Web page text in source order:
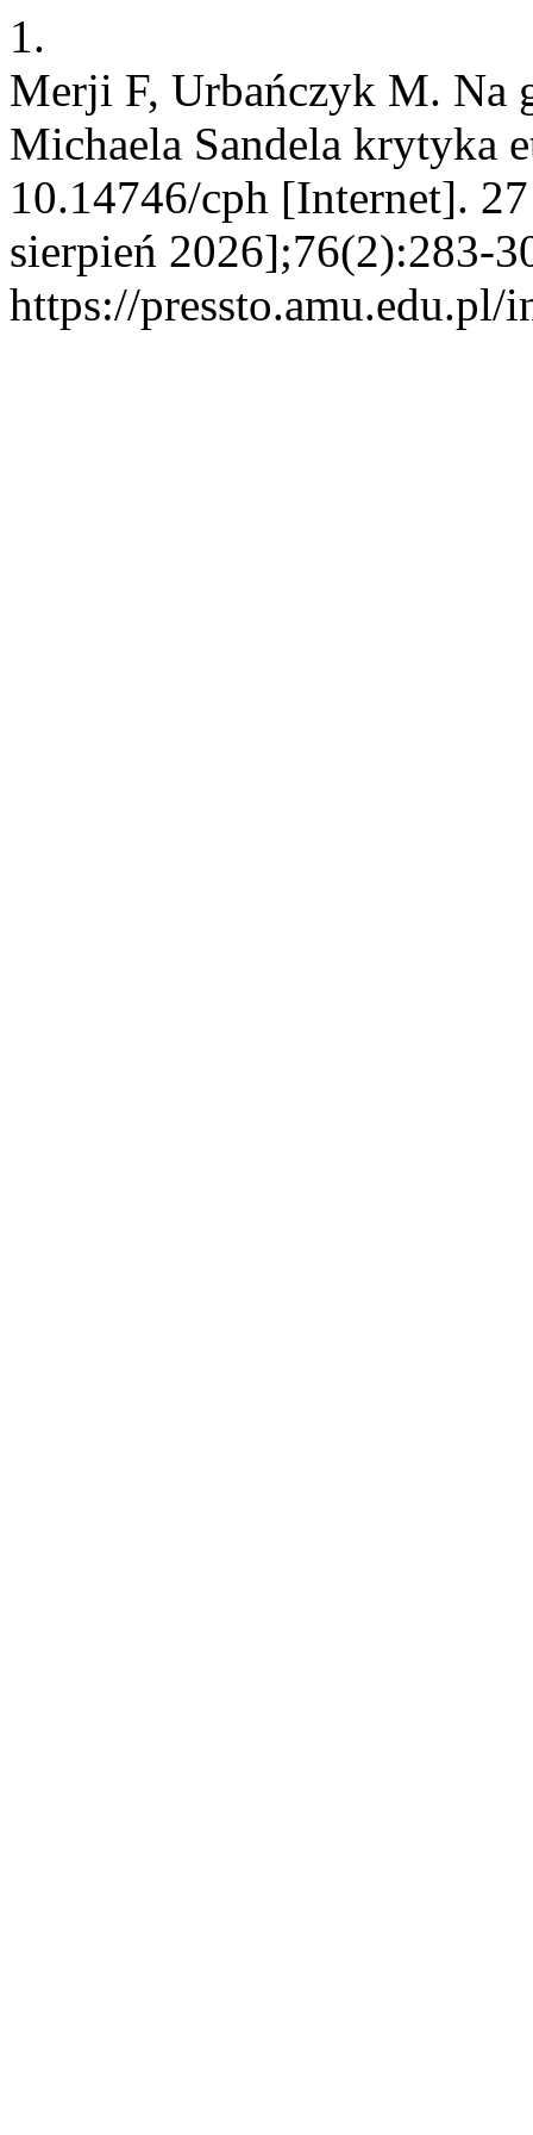
1.
Merji F, Urbańczyk M. Na
Michaela Sandela krytyka
10.14746/cph [Internet].
sierpień 2026];76(2):283-
https://